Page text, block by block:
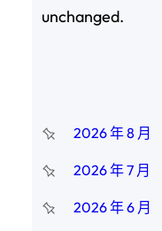
unchanged.
2026 年 8 月
2026 年 7 月
2026 年 6 月